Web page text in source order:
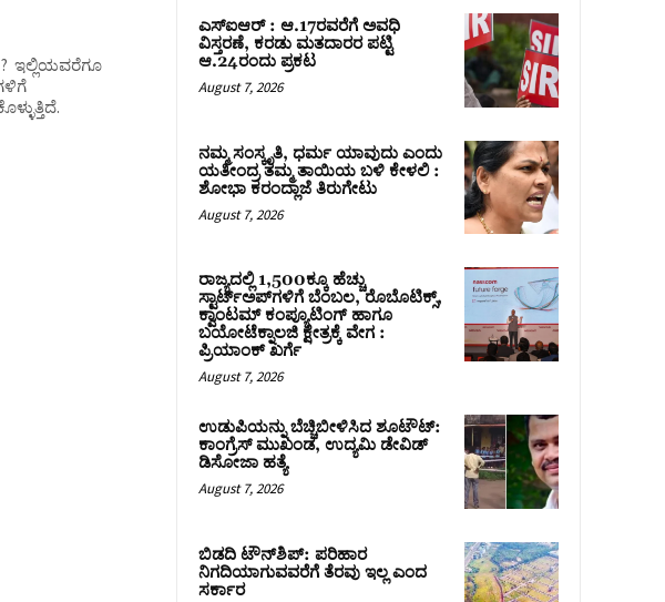
? ಇಲ್ಲಿಯವರೆಗೂ
ಎಸ್‌ಐಆರ್‌ : ಆ.17ರವರೆಗೆ ಅವಧಿ
ವಿಸ್ತರಣೆ, ಕರಡು ಮತದಾರರ ಪಟ್ಟಿ
ಆ.24ರಂದು ಪ್ರಕಟ
August 7, 2026
ನಮ್ಮ ಸಂಸ್ಕೃತಿ, ಧರ್ಮ ಯಾವುದು ಎಂದು
ಯತೀಂದ್ರ ತಮ್ಮ ತಾಯಿಯ ಬಳಿ ಕೇಳಲಿ :
ಶೋಭಾ ಕರಂದ್ಲಾಜೆ ತಿರುಗೇಟು
August 7, 2026
ರಾಜ್ಯದಲ್ಲಿ 1,500ಕ್ಕೂ ಹೆಚ್ಚು
ಸ್ಟಾರ್ಟ್‌ಅಪ್‌ಗಳಿಗೆ ಬೆಂಬಲ, ರೊಬೊಟಿಕ್ಸ್,
ಕ್ವಾಂಟಮ್ ಕಂಪ್ಯೂಟಿಂಗ್ ಹಾಗೂ
ಬಯೋಟೆಕ್ನಾಲಜಿ ಕ್ಷೇತ್ರಕ್ಕೆ ವೇಗ :
ಪ್ರಿಯಾಂಕ್‌ ಖರ್ಗೆ
August 7, 2026
ಉಡುಪಿಯನ್ನು ಬೆಚ್ಚಿಬೀಳಿಸಿದ ಶೂಟೌಟ್‌:
ಕಾಂಗ್ರೆಸ್‌ ಮುಖಂಡ, ಉದ್ಯಮಿ ಡೇವಿಡ್
ಡಿಸೋಜಾ ಹತ್ಯೆ
August 7, 2026
ಬಿಡದಿ ಟೌನ್‌ಶಿಪ್‌: ಪರಿಹಾರ
ನಿಗದಿಯಾಗುವವರೆಗೆ ತೆರವು ಇಲ್ಲ ಎಂದ
ಸರ್ಕಾರ